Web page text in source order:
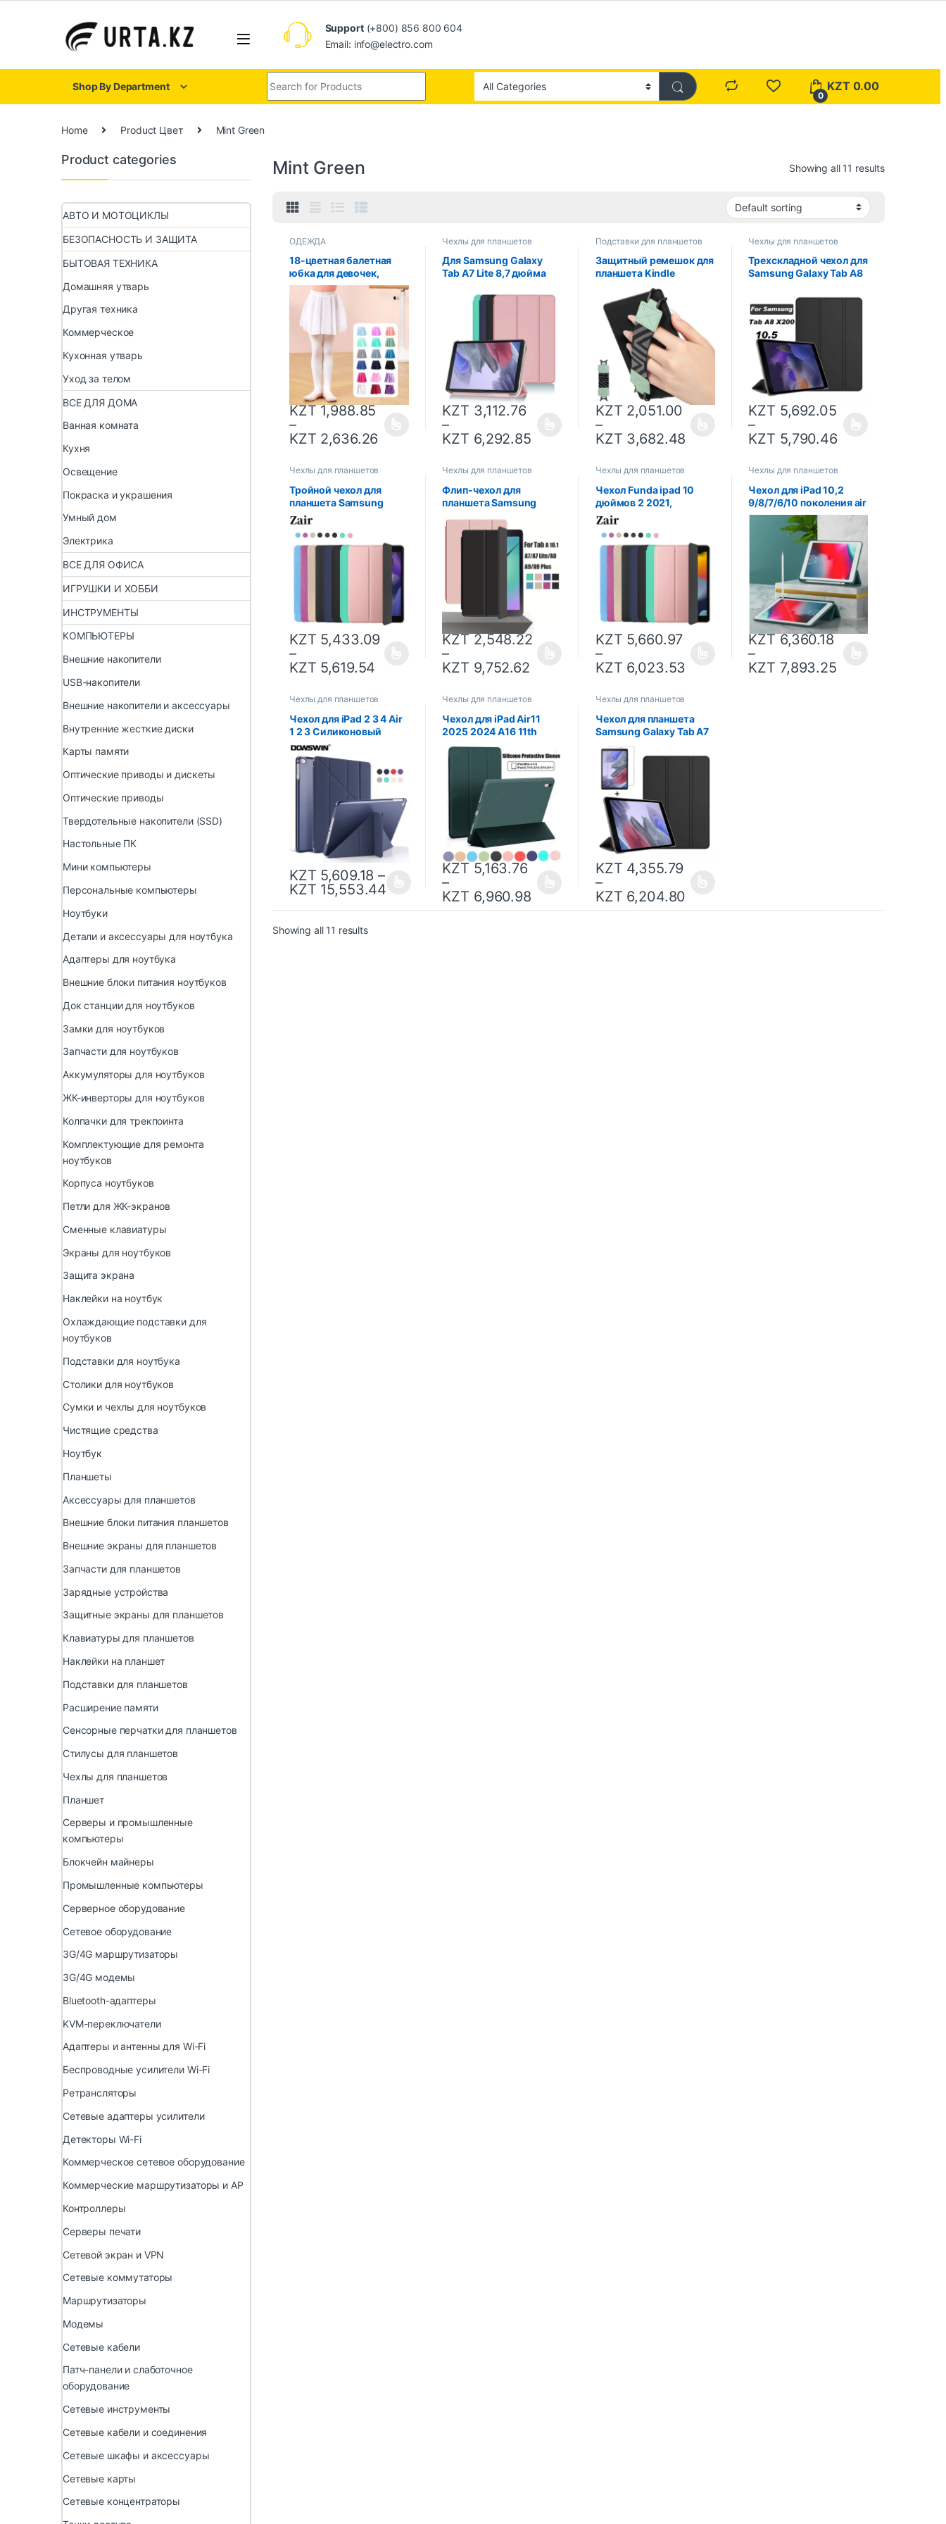
Support(+800) 856 800 604
Email: info@electro.com
Shop By Department
0
KZT 0.00
Home Product Цвет Mint Green
Mint Green Showing all 11 results
ОДЕЖДА
18-цветная балетная
юбка для девочек,
детская танцевальная
шифоновая юбка с
эластичной резинкой на
талии, короткая
танцевальная юбка для
девочек, юбка-пачка
для балета
KZT1,988.85
–
KZT 2,636.26
Чехлы для планшетов
Для Samsung Galaxy
Tab A7 Lite 8,7 дюйма
планшета, магнитный
чехол Funda
KZT 3,112.76
–
KZT 6,292.85
Подставки для планшетов
Защитный ремешок для
планшета Kindle
EReaders Fire 6–8
дюймов.
Высокоэластичный
универсальный
ремешок на руку.
Легкий держатель для
ручки для пальцев.
KZT 2,051.00
–
KZT 3,682.48
Чехлы для планшетов
Трехскладной чехол для
Samsung Galaxy Tab A8
планшета из ПУ для
Samsung Tab A8 10,5,
искусственная кожа,
защитный чехол для
планшета
KZT 5,692.05
–
KZT 5,790.46
Чехлы для планшетов
Тройной чехол для
планшета Samsung
Galaxy Tab A8 2021,
чехол для планшета
Samsung Tab A8 10,5
SM-X200/SM-X205,
KZT 5,433.09
–
KZT 5,619.54
Чехлы для планшетов
Флип-чехол для
планшета Samsung
T580 Funda Leather
Smart Cover для Tab A8
X200 A7 Lite T220 A9
KZT2,548.22
–
KZT 9,752.62
Чехлы для планшетов
Чехол Funda ipad 10
дюймов 2 2021,
тройной чехол для
электронной книги из
искусственной кожи
для iPad 9 10,2, чехол
для планшета, чехол-
подставка для iPad 9-го
KZT 5,660.97
–
KZT 6,023.53
Чехлы для планшетов
Чехол для iPad 10,2
9/8/7/6/10 поколения air
11 2024 Pro 10 5 9,7
дюйма 2018 Smart
Cover с держателем
для карандашей Air 5/4
KZT6,360.18
–
KZT 7,893.25
Чехлы для планшетов
Чехол для iPad 2 3 4 Air
1 2 3 Силиконовый
чехол для iPad 10,2 9,7
6-го 7-го 8 поколения
Чехол для iPad Pro 11 Air
2024 Mini 5 6 Capa
KZT 5,609.18 –
KZT 15,553.44
Чехлы для планшетов
Чехол для iPad Air11
2025 2024 A16 11th
Pro11 M4 M2 iPad 9. 6th
5th Gen 9.7 10.2 Air6 M3
M2 Air5 4 10.9 10th Air1
2 Pro 9.7 10.5
KZT 5,163.76
–
KZT 6,960.98
Чехлы для планшетов
Чехол для планшета
Samsung Galaxy Tab A7
Lite 8,7 SM-T220 SM-
T225, тройной жесткий
чехол для ПК, задняя
крышка Tab A7 Lite
2021, чехол Funda
KZT 4,355.79
–
KZT 6,204.80
Showing all 11 results
Product categories
АВТО И МОТОЦИКЛЫ
БЕЗОПАСНОСТЬ И ЗАЩИТА
БЫТОВАЯ ТЕХНИКА
Домашняя утварь
Другая техника
Коммерческое
Кухонная утварь
Уход за телом
ВСЕ ДЛЯ ДОМА
Ванная комната
Кухня
Освещение
Покраска и украшения
Умный дом
Электрика
ВСЕ ДЛЯ ОФИСА
ИГРУШКИ И ХОББИ
ИНСТРУМЕНТЫ
КОМПЬЮТЕРЫ
Внешние накопители
USB-накопители
Внешние накопители и аксессуары
Внутренние жесткие диски
Карты памяти
Оптические приводы и дискеты
Оптические приводы
Твердотельные накопители (SSD)
Настольные ПК
Мини компьютеры
Персональные компьютеры
Ноутбуки
Детали и аксессуары для ноутбука
Адаптеры для ноутбука
Внешние блоки питания ноутбуков
Док станции для ноутбуков
Замки для ноутбуков
Запчасти для ноутбуков
Аккумуляторы для ноутбуков
ЖК-инверторы для ноутбуков
Колпачки для трекпоинта
Комплектующие для ремонта
ноутбуков
Корпуса ноутбуков
Петли для ЖК-экранов
Сменные клавиатуры
Экраны для ноутбуков
Защита экрана
Наклейки на ноутбук
Охлаждающие подставки для
ноутбуков
Подставки для ноутбука
Столики для ноутбуков
Сумки и чехлы для ноутбуков
Чистящие средства
Ноутбук
Планшеты
Аксессуары для планшетов
Внешние блоки питания планшетов
Внешние экраны для планшетов
Запчасти для планшетов
Зарядные устройства
Защитные экраны для планшетов
Клавиатуры для планшетов
Наклейки на планшет
Подставки для планшетов
Расширение памяти
Сенсорные перчатки для планшетов
Стилусы для планшетов
Чехлы для планшетов
Планшет
Серверы и промышленные
компьютеры
Блокчейн майнеры
Промышленные компьютеры
Серверное оборудование
Сетевое оборудование
3G/4G маршрутизаторы
3G/4G модемы
Bluetooth-адаптеры
KVM-переключатели
Адаптеры и антенны для Wi-Fi
Беспроводные усилители Wi-Fi
Ретрансляторы
Сетевые адаптеры усилители
Детекторы Wi-Fi
Коммерческое сетевое оборудование
Коммерческие маршрутизаторы и AP
Контроллеры
Серверы печати
Сетевой экран и VPN
Сетевые коммутаторы
Маршрутизаторы
Модемы
Сетевые кабели
Патч-панели и слаботочное
оборудование
Сетевые инструменты
Сетевые кабели и соединения
Сетевые шкафы и аксессуары
Сетевые карты
Сетевые концентраторы